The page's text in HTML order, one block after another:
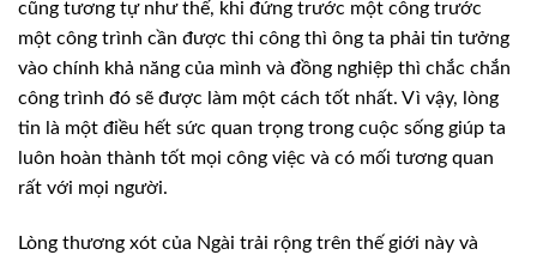
cũng tương tự như thế, khi đứng trước một công trước
một công trình cần được thi công thì ông ta phải tin tưởng
vào chính khả năng của mình và đồng nghiệp thì chắc chắn
công trình đó sẽ được làm một cách tốt nhất. Vì vậy, lòng
tin là một điều hết sức quan trọng trong cuộc sống giúp ta
luôn hoàn thành tốt mọi công việc và có mối tương quan
rất với mọi người.
Lòng thương xót của Ngài trải rộng trên thế giới này và